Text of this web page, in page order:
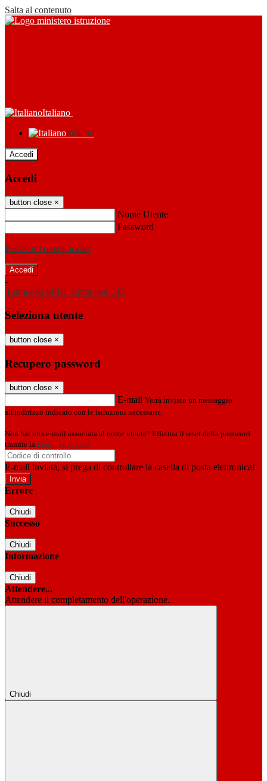
Salta al contenuto
Italiano
Italiano
Accedi
Accedi
button close ×
Nome Utente
Password
Password dimenticata?
-
Entra con SPID Entra con CIE
Seleziona utente
button close ×
Recupero password
button close ×
E-mail Verrà inviato un messaggio
all'indirizzo indicato con le istruzioni necessarie.
Non hai una e-mail associata al nome utente? Effettua il reset della password
tramite la Login Spaggiari
E-mail inviata, si prega di controllare la casella di posta elettronica!
Errore
Chiudi
Successo
Chiudi
Informazione
Chiudi
Attendere...
Attendere il completamento dell'operazione...
Chiudi